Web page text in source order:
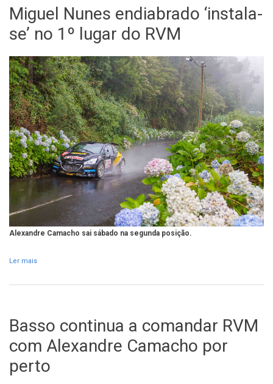
Miguel Nunes endiabrado ‘instala-
se’ no 1º lugar do RVM
Alexandre Camacho sai sábado na segunda posição.
Ler mais
Basso continua a comandar RVM
com Alexandre Camacho por
perto